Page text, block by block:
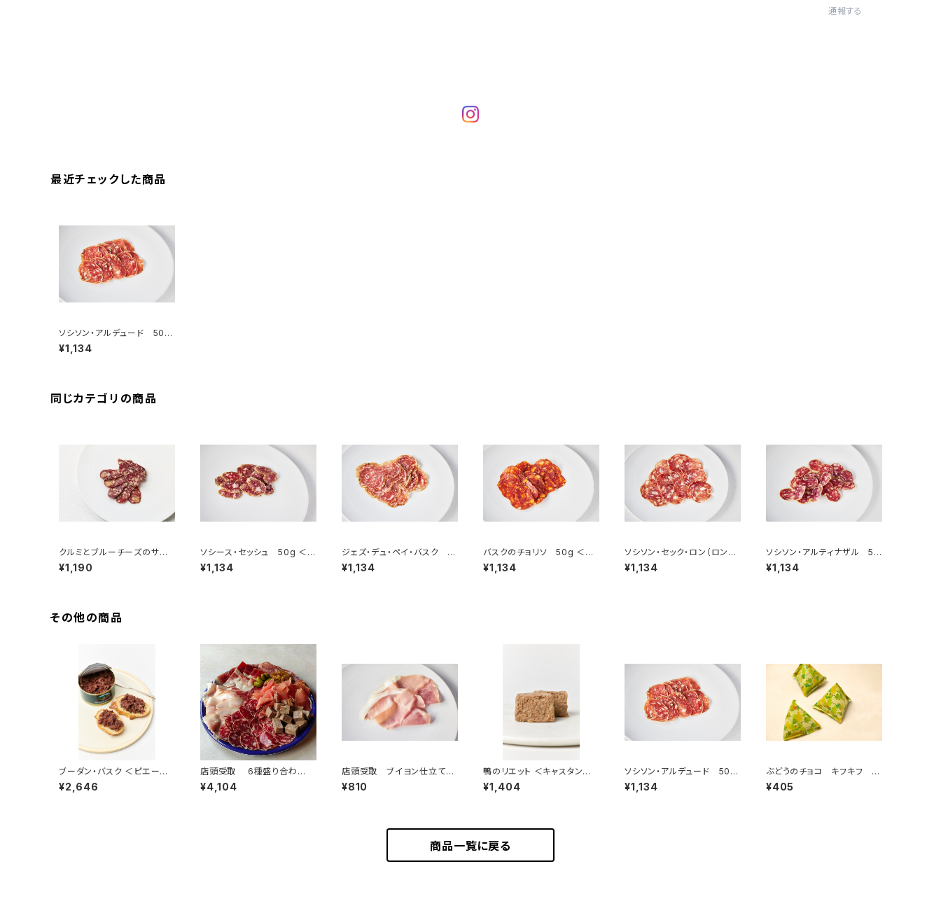
通報する
最近チェックした商品
ソシソン・アルデュード 50g
＜ピエール・オテイザ＞(フラ
ンス・バスク)
¥1,134
同じカテゴリの商品
クルミとブルーチーズのサラ
ミ 50g ＜メゾン・ラボリー
＞(フランス・オーヴェルニュ)
¥1,190
ソシース・セッシュ 50g ＜ピ
エール・オテイザ＞(フランス・
バスク)
¥1,134
ジェズ・デュ・ペイ・バスク 5
0g ＜ピエール・オテイザ＞
(フランス・バスク)
¥1,134
バスクのチョリソ 50g ＜ピ
エール・オテイザ＞(フランス・
バスク)
¥1,134
ソシソン・セック・ロン（ロンブ
リデ） 50g ＜メゾン・ラボリ
ー＞(フランス・オーヴェルニ
¥1,134
ソシソン・アルティナザル 50
g ＜メゾン・ラボリー＞(フラン
ス・オーヴェルニュ)
¥1,134
その他の商品
ブーダン・バスク ＜ピエール・
オテイザ＞(フランス・バスク)
¥2,646
店頭受取 6種盛り合わ
せ ”グラン”（4名様）
¥4,104
店頭受取 ブイヨン仕立ての
ボイルハム（ジャンボンキュ
イ） 50g ＜ピエール・オテイ
¥810
鴨のリエット ＜キャスタン社
＞(フランス)
¥1,404
ソシソン・アルデュード 50g
＜ピエール・オテイザ＞(フラ
ンス・バスク)
¥1,134
ぶどうのチョコ キフキフ Ki
f-Kif 15g
¥405
商品一覧に戻る